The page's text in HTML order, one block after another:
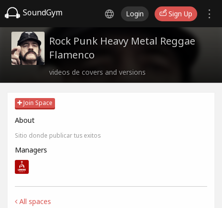
SoundGym Login Sign Up
Rock Punk Heavy Metal Reggae
Flamenco
videos de covers and versions
Join Space
About
Sitio donde publicar tus exitos
Managers
All spaces